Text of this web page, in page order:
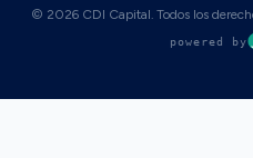
© 2026 CDI Capital. Todos los
powered by